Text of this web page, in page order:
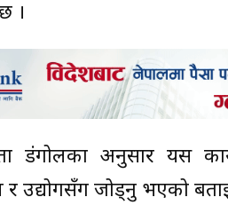
।
डंगोलका अनुसार यस
र उद्योगसँग जोड्नु भएको